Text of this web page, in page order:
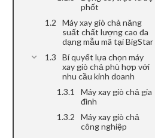
phốt
Máy xay giò chả năng
suất chất lượng cao đa
dạng mẫu mã tại BigStar
Bí quyết lựa chọn máy
xay giò chả phù hợp với
nhu cầu kinh doanh
Máy xay giò chả gia
đình
Máy xay giò chả
công nghiệp